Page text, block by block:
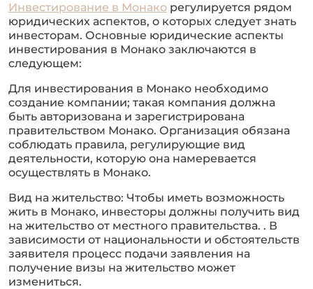
Инвестирование в Монако регулируется рядом
юридических аспектов, о которых следует знать
инвесторам. Основные юридические аспекты
инвестирования в Монако заключаются в
следующем:
Для инвестирования в Монако необходимо
создание компании; такая компания должна
быть авторизована и зарегистрирована
правительством Монако. Организация обязана
соблюдать правила, регулирующие вид
деятельности, которую она намеревается
осуществлять в Монако.
Вид на жительство: Чтобы иметь возможность
жить в Монако, инвесторы должны получить вид
на жительство от местного правительства. . В
зависимости от национальности и обстоятельств
заявителя процесс подачи заявления на
получение визы на жительство может
измениться.